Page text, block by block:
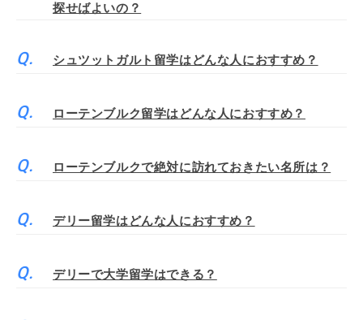
探せばよいの？
シュツットガルト留学はどんな人におすすめ？
ローテンブルク留学はどんな人におすすめ？
ローテンブルクで絶対に訪れておきたい名所は？
デリー留学はどんな人におすすめ？
デリーで大学留学はできる？